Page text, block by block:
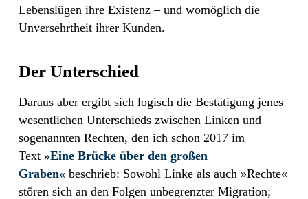
Lebenslügen ihre Existenz – und womöglich die
Unversehrtheit ihrer Kunden.
Der Unterschied
Daraus aber ergibt sich logisch die Bestätigung jenes
wesentlichen Unterschieds zwischen Linken und
sogenannten Rechten, den ich schon 2017 im
Text »Eine Brücke über den großen
Graben« beschrieb: Sowohl Linke als auch »Rechte«
stören sich an den Folgen unbegrenzter Migration;